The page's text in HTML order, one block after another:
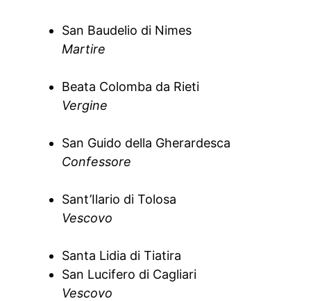
San Baudelio di Nimes
Martire
Beata Colomba da Rieti
Vergine
San Guido della Gherardesca
Confessore
Sant’Ilario di Tolosa
Vescovo
Santa Lidia di Tiatira
San Lucifero di Cagliari
Vescovo